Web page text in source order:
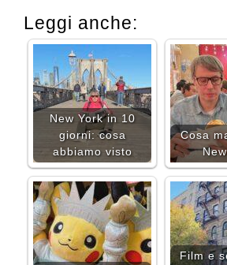
Leggi anche:
New York in 10
giorni: cosa
abbiamo visto
Cosa
Film e